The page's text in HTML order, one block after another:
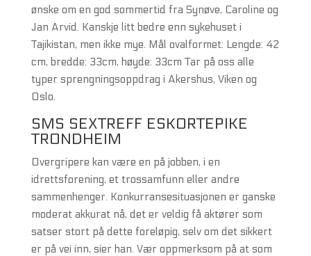
ønske om en god sommertid fra Synøve, Caroline og
Jan Arvid. Kanskje litt bedre enn sykehuset i
Tajikistan, men ikke mye. Mål ovalformet: Lengde: 42
cm, bredde: 33cm, høyde: 33cm Tar på oss alle
typer sprengningsoppdrag i Akershus, Viken og
Oslo.
SMS SEXTREFF ESKORTEPIKE
TRONDHEIM
Overgripere kan være en på jobben, i en
idrettsforening, et trossamfunn eller andre
sammenhenger. Konkurransesituasjonen er ganske
moderat akkurat nå, det er veldig få aktører som
satser stort på dette foreløpig, selv om det sikkert
er på vei inn, sier han. Vær oppmerksom på at som